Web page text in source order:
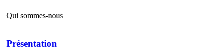
Qui sommes-nous
Présentation